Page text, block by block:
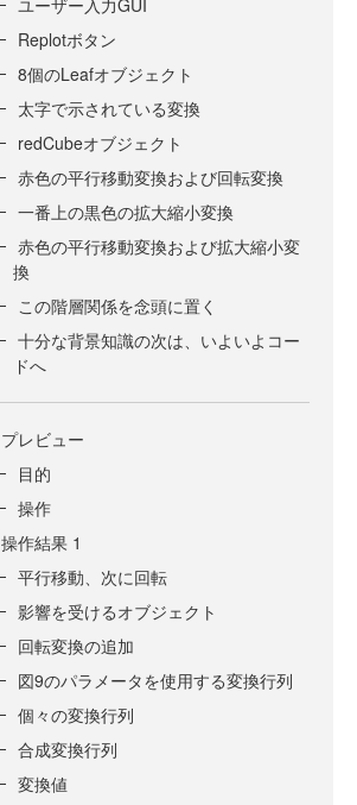
ユーザー入力GUI
Replotボタン
8個のLeafオブジェクト
太字で示されている変換
redCubeオブジェクト
赤色の平行移動変換および回転変換
一番上の黒色の拡大縮小変換
赤色の平行移動変換および拡大縮小変
換
この階層関係を念頭に置く
十分な背景知識の次は、いよいよコー
ドへ
プレビュー
目的
操作
操作結果 1
平行移動、次に回転
影響を受けるオブジェクト
回転変換の追加
図9のパラメータを使用する変換行列
個々の変換行列
合成変換行列
変換値